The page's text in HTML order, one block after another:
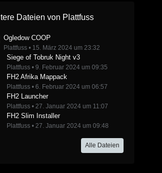
Dateien von Plattfuss
Ogledow COOP
Plattfuss 15. März 2024 um 23:32
Siege of Tobruk Night v3
Plattfuss 9. Februar 2024 um 09:35
FH2 Afrika Mappack
Plattfuss 6. Februar 2024 um 06:57
FH2 Launcher
Plattfuss 27. Januar 2024 um 11:07
FH2 Slim Installer
Plattfuss 27. Januar 2024 um 09:48
Alle Dateien